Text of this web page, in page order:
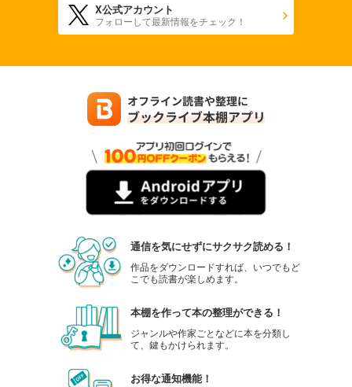
X公式アカウント
フォローして最新情報をチェック！
通信を気にせずにサクサク読める！
作品をダウンロードすれば、いつでもど
こでも読書が楽しめます。
本棚を作って本の整理ができる！
ジャンルや作家ごとなどに本を分類し
て、鍵もかけられます。
お得な通知機能！